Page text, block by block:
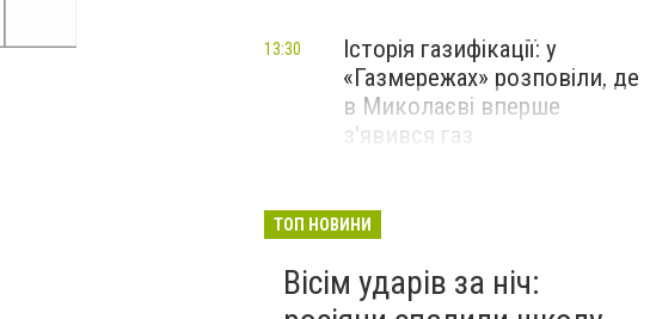
Історія газифікації: у
«Газмережах» розповіли, де
в Миколаєві вперше
з'явився газ
13:30
Миколаєві 2026: шукаємо
перезавантаження
ТОП НОВИНИ
Вісім ударів за ніч: